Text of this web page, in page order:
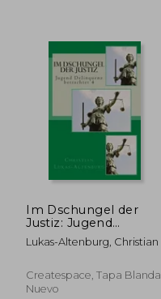
Im Dschungel der
Justiz: Jugend
Delinquenz
betrachtet 4 (en
Lukas-Altenburg, Christian
Createspace, Tapa Blanda,
Nuevo